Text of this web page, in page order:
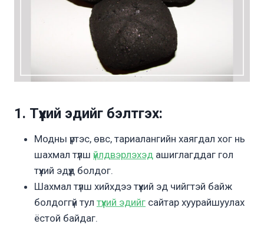
1. Түүхий эдийг бэлтгэх:
Модны үртэс, өвс, тариалангийн хаягдал хог нь
шахмал түлш үйлдвэрлэхэд ашиглагддаг гол
түүхий эдүүд болдог.
Шахмал түлш хийхдээ түүхий эд чийгтэй байж
болдоггүй тул түүхий эдийг сайтар хуурайшуулах
ёстой байдаг.